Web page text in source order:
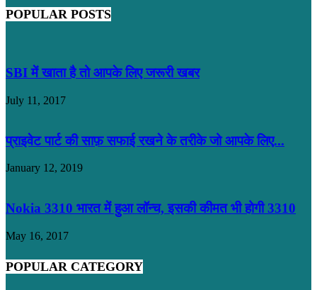
POPULAR POSTS
SBI में खाता है तो आपके लिए जरूरी खबर
July 11, 2017
प्राइवेट पार्ट की साफ़ सफाई रखने के तरीके जो आपके लिए...
January 12, 2019
Nokia 3310 भारत में हुआ लॉन्च, इसकी कीमत भी होगी 3310
May 16, 2017
POPULAR CATEGORY